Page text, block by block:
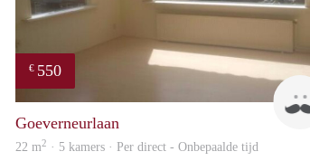
€ 550
Goeverneurlaan
22 m2 · 5 kamers · Per direct - Onbepaalde tijd